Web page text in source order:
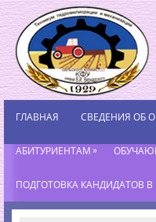
ГЛАВНАЯ СВЕДЕНИЯ ОБ
АБИТУРИЕНТАМ»
ПОДГОТОВКА КАНДИДАТОВ В